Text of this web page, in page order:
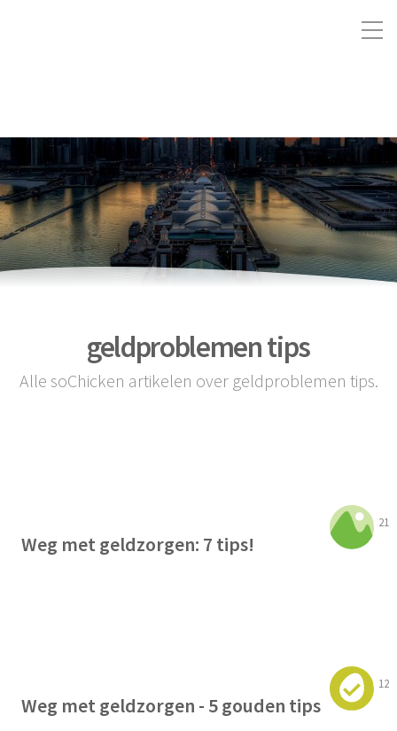
geldproblemen tips
Alle soChicken artikelen over geldproblemen tips.
21
Weg met geldzorgen: 7 tips!
12
Weg met geldzorgen - 5 gouden tips